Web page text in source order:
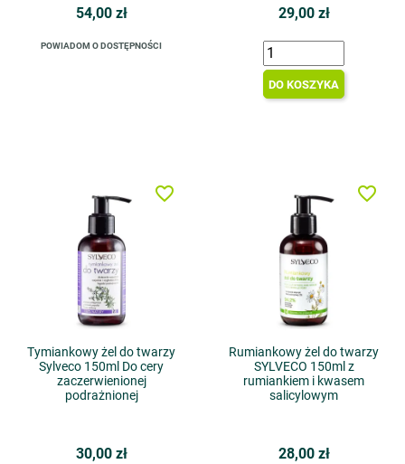
54,00 zł
POWIADOM O DOSTĘPNOŚCI
29,00 zł
DO KOSZYKA
Tymiankowy żel do twarzy
Sylveco 150ml Do cery
zaczerwienionej
podrażnionej
30,00 zł
favorite_border
Rumiankowy żel do twarzy
SYLVECO 150ml z
rumiankiem i kwasem
salicylowym
28,00 zł
favorite_border